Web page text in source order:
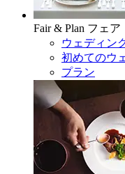
Fair & Plan フェア
ウェディン
初めてのウ
プラン